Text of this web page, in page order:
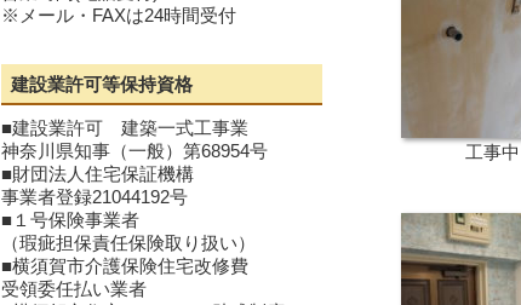
工事中
※メール・FAXは24時間受付
建設業許可等保持資格
■建設業許可 建築一式工事業
神奈川県知事（一般）第68954号
■財団法人住宅保証機構
事業者登録21044192号
■１号保険事業者
（瑕疵担保責任保険取り扱い）
■横須賀市介護保険住宅改修費
受領委任払い業者